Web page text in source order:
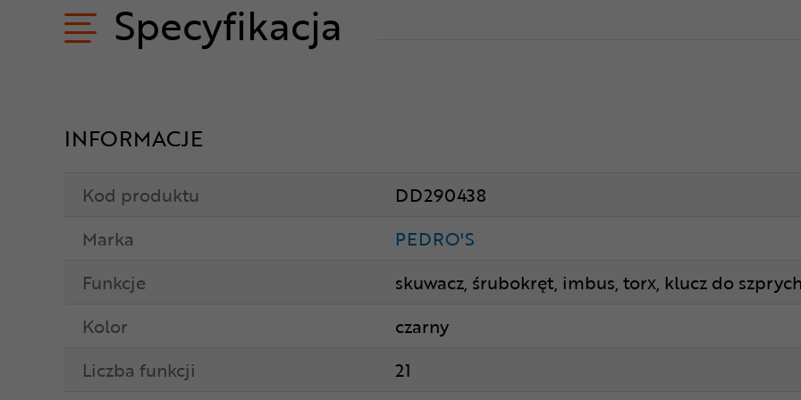
Specyfikacja
INFORMACJE
Kod produktu
DD290438
Marka
PEDRO'S
Funkcje
skuwacz, śrubokręt, imbus, torx, klucz do
Kolor
czarny
Liczba funkcji
21